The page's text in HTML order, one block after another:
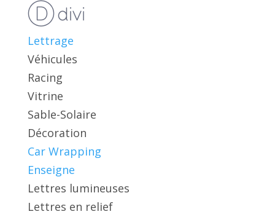
Lettrage
Véhicules
Racing
Vitrine
Sable-Solaire
Décoration
Car Wrapping
Enseigne
Lettres lumineuses
Lettres en relief